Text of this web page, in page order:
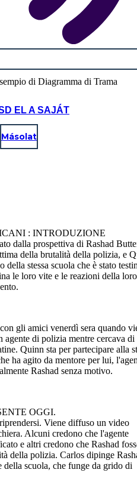
EL A SAJÁT
Másolat
: INTRODUZIONE
dalla prospettiva di Rashad
della brutalità della polizia, e
della stessa scuola che è stato
le loro vite e le reazioni della loro
gli amici venerdì sera quando
agente di polizia mentre cercava di
Quinn sta per partecipare alla
ha agito da mentore per lui,
Rashad senza motivo.
OGGI.
Viene diffuso un video
Alcuni credono che l'agente
e altri credono che Rashad
della polizia. Carlos dipinge
della scuola, che funge da grido di